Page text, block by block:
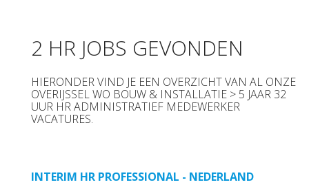
2 HR JOBS GEVONDEN
HIERONDER VIND JE EEN OVERZICHT VAN AL ONZE
OVERIJSSEL WO BOUW & INSTALLATIE > 5 JAAR 32
UUR HR ADMINISTRATIEF MEDEWERKER
VACATURES.
INTERIM HR PROFESSIONAL - NEDERLAND